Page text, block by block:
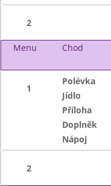
2
Menu Chod
1
Polévka
Jídlo
Příloha
Doplněk
Nápoj
2